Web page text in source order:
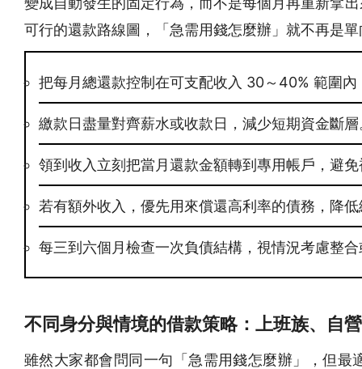
可行的還款路線圖，「急需用錢怎麼辦」就不再是
把每月總還款控制在可支配收入 30～40% 範圍內
繳款日盡量對齊薪水或收款日，減少短期資金斷層
領到收入立刻把當月還款金額轉到專用帳戶，避
若有額外收入，優先用來償還高利率的債務，降
每三到六個月檢查一次負債結構，視情況考慮整
不同身分與情境的借款策略：上班族、自
雖然大家都會問同一句「急需用錢怎麼辦」，但